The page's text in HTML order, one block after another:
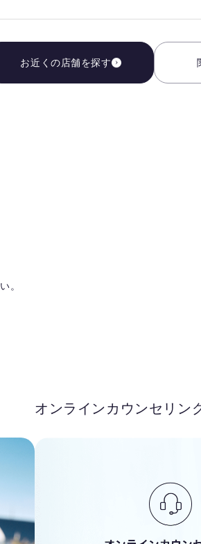
お近くの店舗を探す
。
オンラインカウンセリン